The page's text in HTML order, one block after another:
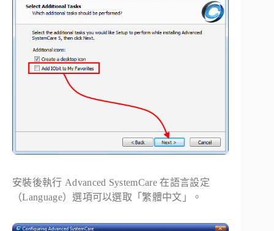
安裝後執行 Advanced SystemCare 在語言設定
（Language）選項可以選取「繁體中文」。